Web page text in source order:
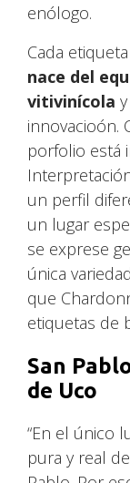
enólogo.
Cada etiqueta
nace del
vitivinícola
innovacioón.
porfolio está
un perfil
un lugar
se exprese
única
que
etiquetas de
San
de Uco
“En el único
pura y real